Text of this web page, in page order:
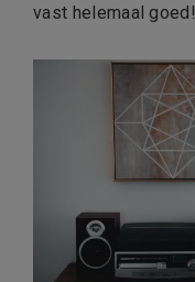
vast helemaal goed!